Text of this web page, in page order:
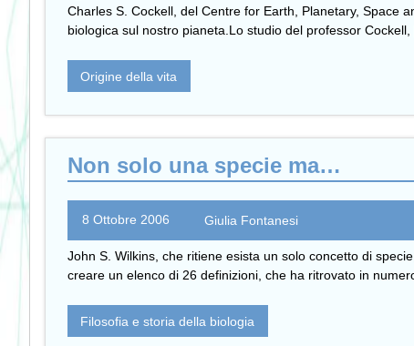
Charles S. Cockell, del Centre for Earth, Planetary, Space
biologica sul nostro pianeta.Lo studio del professor
Origine della vita
Non solo una specie ma…
8 Ottobre 2006 Giulia Fontanesi
John S. Wilkins, che ritiene esista un solo concetto di
creare un elenco di 26 definizioni, che ha ritrovato in
Filosofia e storia della biologia